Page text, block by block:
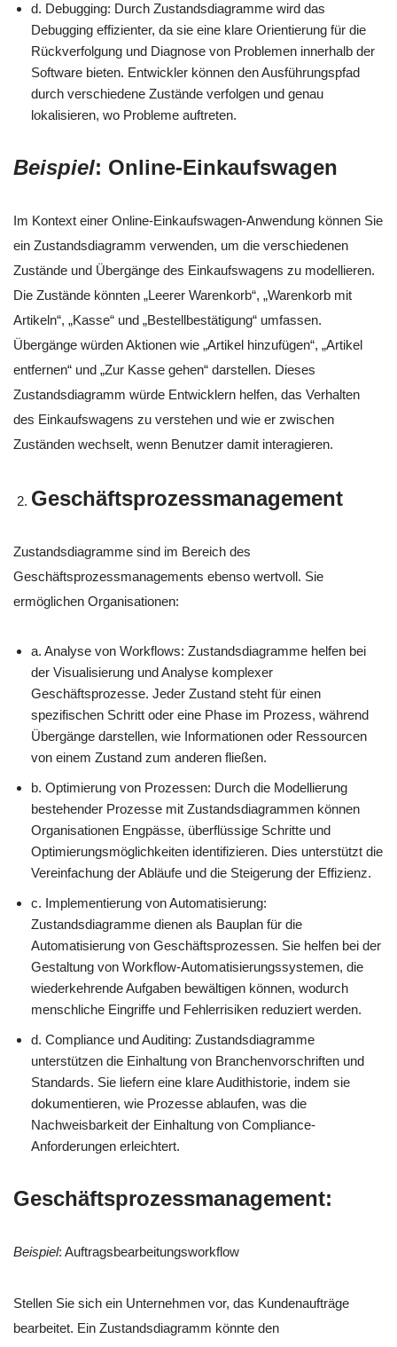
d. Debugging: Durch Zustandsdiagramme wird das
Debugging effizienter, da sie eine klare Orientierung für die
Rückverfolgung und Diagnose von Problemen innerhalb der
Software bieten. Entwickler können den Ausführungspfad
durch verschiedene Zustände verfolgen und genau
lokalisieren, wo Probleme auftreten.
Beispiel: Online-Einkaufswagen
Im Kontext einer Online-Einkaufswagen-Anwendung können Sie
ein Zustandsdiagramm verwenden, um die verschiedenen
Zustände und Übergänge des Einkaufswagens zu modellieren.
Die Zustände könnten „Leerer Warenkorb“, „Warenkorb mit
Artikeln“, „Kasse“ und „Bestellbestätigung“ umfassen.
Übergänge würden Aktionen wie „Artikel hinzufügen“, „Artikel
entfernen“ und „Zur Kasse gehen“ darstellen. Dieses
Zustandsdiagramm würde Entwicklern helfen, das Verhalten
des Einkaufswagens zu verstehen und wie er zwischen
Zuständen wechselt, wenn Benutzer damit interagieren.
Geschäftsprozessmanagement
Zustandsdiagramme sind im Bereich des
Geschäftsprozessmanagements ebenso wertvoll. Sie
ermöglichen Organisationen:
a. Analyse von Workflows: Zustandsdiagramme helfen bei
der Visualisierung und Analyse komplexer
Geschäftsprozesse. Jeder Zustand steht für einen
spezifischen Schritt oder eine Phase im Prozess, während
Übergänge darstellen, wie Informationen oder Ressourcen
von einem Zustand zum anderen fließen.
b. Optimierung von Prozessen: Durch die Modellierung
bestehender Prozesse mit Zustandsdiagrammen können
Organisationen Engpässe, überflüssige Schritte und
Optimierungsmöglichkeiten identifizieren. Dies unterstützt die
Vereinfachung der Abläufe und die Steigerung der Effizienz.
c. Implementierung von Automatisierung:
Zustandsdiagramme dienen als Bauplan für die
Automatisierung von Geschäftsprozessen. Sie helfen bei der
Gestaltung von Workflow-Automatisierungssystemen, die
wiederkehrende Aufgaben bewältigen können, wodurch
menschliche Eingriffe und Fehlerrisiken reduziert werden.
d. Compliance und Auditing: Zustandsdiagramme
unterstützen die Einhaltung von Branchenvorschriften und
Standards. Sie liefern eine klare Audithistorie, indem sie
dokumentieren, wie Prozesse ablaufen, was die
Nachweisbarkeit der Einhaltung von Compliance-
Anforderungen erleichtert.
Geschäftsprozessmanagement:
Beispiel: Auftragsbearbeitungsworkflow
Stellen Sie sich ein Unternehmen vor, das Kundenaufträge
bearbeitet. Ein Zustandsdiagramm könnte den